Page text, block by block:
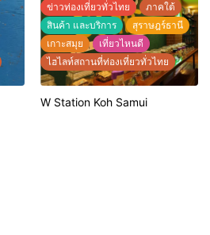
ข่าวท่องเที่ยวทั่วไทย
ภาคใต้
สินค้า และบริการ
สุราษฎร์ธานี
เกาะสมุย
เที่ยวไหนดี
ไฮไลท์สถานที่ท่องเที่ยวทั่วไทย
W Station Koh Samui